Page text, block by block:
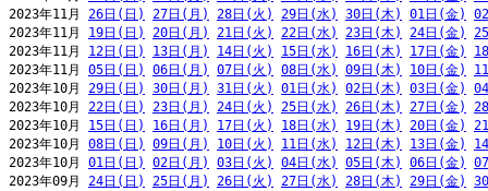
2023年11月 26日(日) 27日(月) 28日(火) 29日(水) 30日(木) 01日(金)
2023年11月 19日(日) 20日(月) 21日(火) 22日(水) 23日(木) 24日(金)
2023年11月 12日(日) 13日(月) 14日(火) 15日(水) 16日(木) 17日(金)
2023年11月 05日(日) 06日(月) 07日(火) 08日(水) 09日(木) 10日(金)
2023年10月 29日(日) 30日(月) 31日(火) 01日(水) 02日(木) 03日(金)
2023年10月 22日(日) 23日(月) 24日(火) 25日(水) 26日(木) 27日(金)
2023年10月 15日(日) 16日(月) 17日(火) 18日(水) 19日(木) 20日(金)
2023年10月 08日(日) 09日(月) 10日(火) 11日(水) 12日(木) 13日(金)
2023年10月 01日(日) 02日(月) 03日(火) 04日(水) 05日(木) 06日(金)
2023年09月 24日(日) 25日(月) 26日(火) 27日(水) 28日(木) 29日(金)